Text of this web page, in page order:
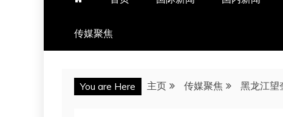
传媒聚焦
You are Here 主页 传媒聚焦 黑龙江望